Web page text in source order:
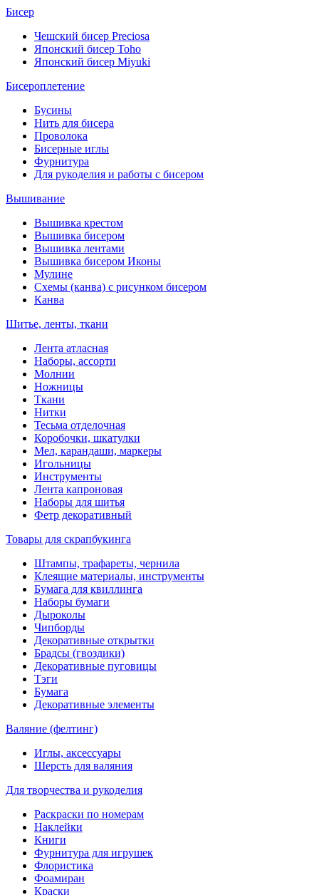
Бисер
Чешский бисер Preciosa
Японский бисер Toho
Японский бисер Miyuki
Бисероплетение
Бусины
Нить для бисера
Проволока
Бисерные иглы
Фурнитура
Для рукоделия и работы с бисером
Вышивание
Вышивка крестом
Вышивка бисером
Вышивка лентами
Вышивка бисером Иконы
Мулине
Схемы (канва) с рисунком бисером
Канва
Шитье, ленты, ткани
Лента атласная
Наборы, ассорти
Молнии
Ножницы
Ткани
Нитки
Тесьма отделочная
Коробочки, шкатулки
Мел, карандаши, маркеры
Игольницы
Инструменты
Лента капроновая
Наборы для шитья
Фетр декоративный
Товары для скрапбукинга
Штампы, трафареты, чернила
Клеящие материалы, инструменты
Бумага для квиллинга
Наборы бумаги
Дыроколы
Чипборды
Декоративные открытки
Брадсы (гвоздики)
Декоративные пуговицы
Тэги
Бумага
Декоративные элементы
Валяние (фелтинг)
Иглы, аксессуары
Шерсть для валяния
Для творчества и рукоделия
Раскраски по номерам
Наклейки
Книги
Фурнитура для игрушек
Флористика
Фоамиран
Краски